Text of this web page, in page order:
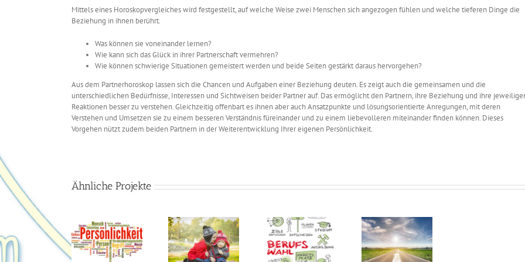
Mittels eines Horoskopvergleiches wird festgestellt, auf welche Weise zwei Menschen sich angezogen fühlen und welche tieferen Dinge die
Beziehung in ihnen berührt.
Was können sie voneinander lernen?
Wie kann sich das Glück in ihrer Partnerschaft vermehren?
Wie können schwierige Situationen gemeistert werden und beide Seiten gestärkt daraus hervorgehen?
Aus dem Partnerhoroskop lassen sich die Chancen und Aufgaben einer Beziehung deuten. Es zeigt auch die gemeinsamen und die
unterschiedlichen Bedürfnisse, Interessen und Sichtweisen beider Partner auf. Das ermöglicht den Partnern, ihre Beziehung und ihre
Reaktionen besser zu verstehen. Gleichzeitig offenbart es ihnen aber auch Ansatzpunkte und lösungsorientierte Anregungen, mit deren
Verstehen und Umsetzen sie zu einem besseren Verständnis füreinander und zu einem liebevolleren miteinander finden können. Dieses
Vorgehen nützt zudem beiden Partnern in der Weiterentwicklung Ihrer eigenen Persönlichkeit.
Ähnliche Projekte
Persönlichkeitsanalyse Kinderhoroskop Berufshoroskop Jahreshoroskop